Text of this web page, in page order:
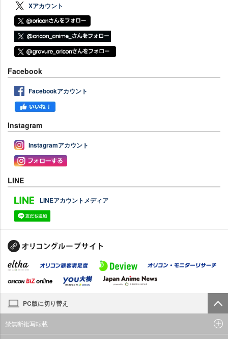
Xアカウント
Facebook
Facebookアカウント
Instagram
Instagramアカウント
LINE
LINEアカウントメディア
PC版に切り替え
禁無断複写転載